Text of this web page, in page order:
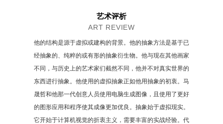
艺术评析
ART REVIEW
他的结构是源于虚拟或建构的背景。他的抽象方法是基于已
经抽象的、纯粹的或有形的抽象衍生物。他与现在其他画家
不同，与历史上的艺术家们截然不同，他并不对真实世界的
东西进行抽象。他使用的虚拟抽象正如他用抽象的初衷。马
晟哲和他那一代创意人员使用电脑生成图像，且使用了更好
的图形应用和程序使其成像更加优良。抽象始于虚拟现实。
它开始于计算机视觉的折衷主义，需要丰富的实战经验。代